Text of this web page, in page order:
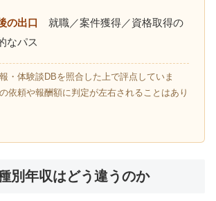
の出口
就職／案件獲得／資格取得の
なパス
・体験談DBを照合した上で評点していま
依頼や報酬額に判定が左右されることはあり
別年収はどう違うのか